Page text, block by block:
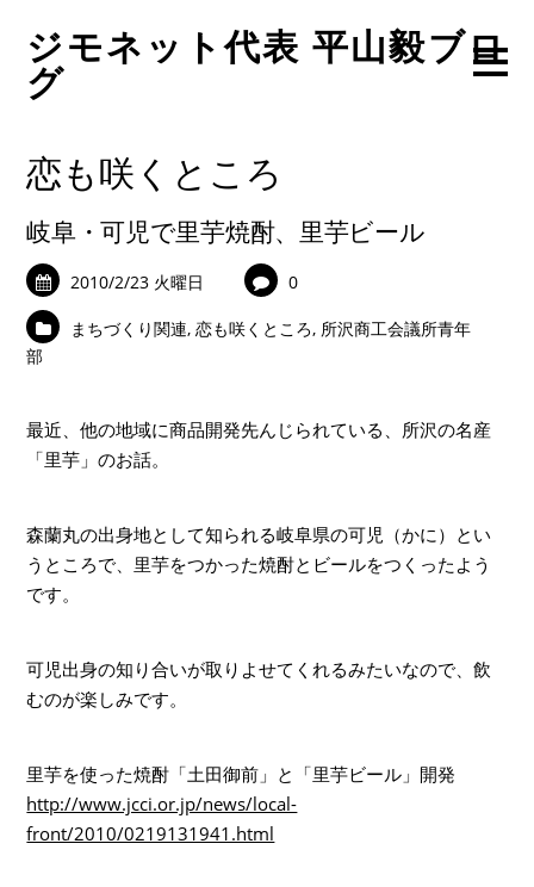
ジモネット代表 平山毅ブロ
グ
恋も咲くところ
岐阜・可児で里芋焼酎、里芋ビール
2010/2/23 火曜日 0
まちづくり関連,恋も咲くところ, 所沢商工会議所青年
部
最近、他の地域に商品開発先んじられている、所沢の名産
「里芋」のお話。
森蘭丸の出身地として知られる岐阜県の可児（かに）とい
うところで、里芋をつかった焼酎とビールをつくったよう
です。
可児出身の知り合いが取りよせてくれるみたいなので、飲
むのが楽しみです。
里芋を使った焼酎「土田御前」と「里芋ビール」開発
http://www.jcci.or.jp/news/local-
front/2010/0219131941.html